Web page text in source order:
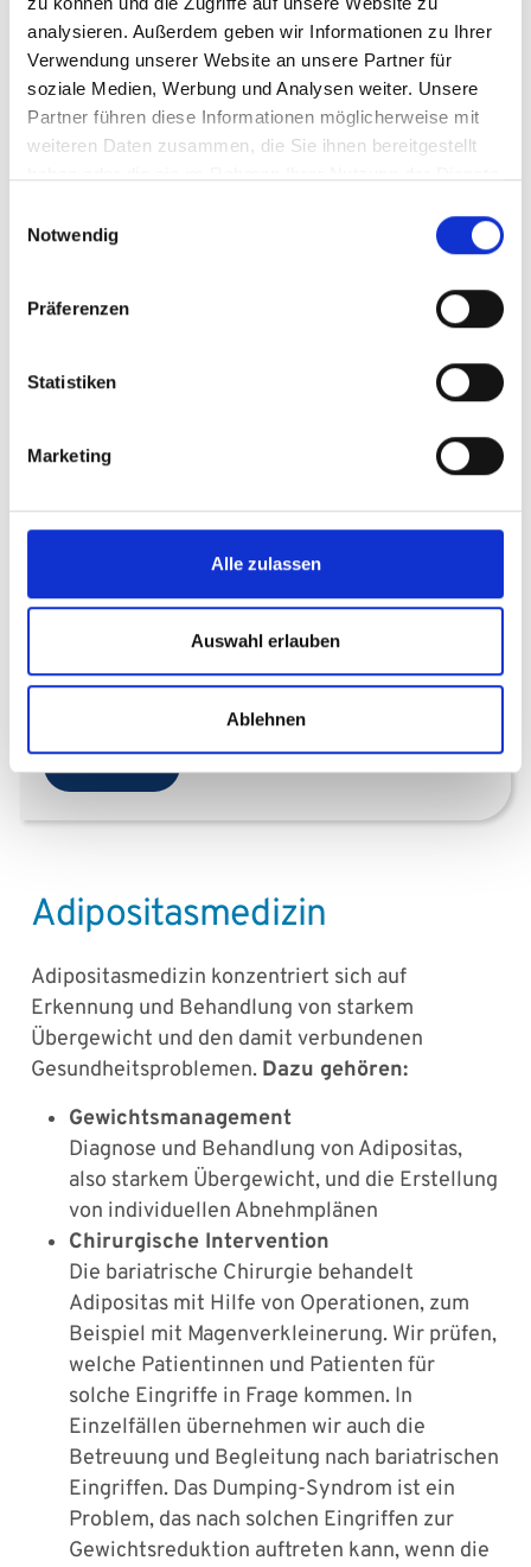
analysieren. Außerdem geben wir Informationen zu Ihrer
Verwendung unserer Website an unsere Partner für
soziale Medien, Werbung und Analysen weiter. Unsere
Partner führen diese Informationen möglicherweise mit
weiteren Daten zusammen, die Sie ihnen bereitgestellt
Notwendig
Präferenzen
Statistiken
Marketing
Alle zulassen
Auswahl erlauben
Ablehnen
+49 6841 16-15270
E-Mail
Ricarda Blatt
Gebäude 41, IMED, Ebene 1, Zimmer E1.195
Postadresse
IMED, Innere Medizin II, Gebäude 41
+49 6841 16-15026
+49 6841 16-15746
E-Mail
Adipositasmedizin
Adipositasmedizin konzentriert sich auf
Erkennung und Behandlung von starkem
Übergewicht und den damit verbundenen
Gesundheitsproblemen. Dazu gehören:
Gewichtsmanagement
Diagnose und Behandlung von Adipositas,
also starkem Übergewicht, und die Erstellung
von individuellen Abnehmplänen
Chirurgische Intervention
Die bariatrische Chirurgie behandelt
Adipositas mit Hilfe von Operationen, zum
Beispiel mit Magenverkleinerung. Wir prüfen,
welche Patientinnen und Patienten für
solche Eingriffe in Frage kommen. In
Einzelfällen übernehmen wir auch die
Betreuung und Begleitung nach bariatrischen
Eingriffen. Das Dumping-Syndrom ist ein
Problem, das nach solchen Eingriffen zur
Gewichtsreduktion auftreten kann, wenn die